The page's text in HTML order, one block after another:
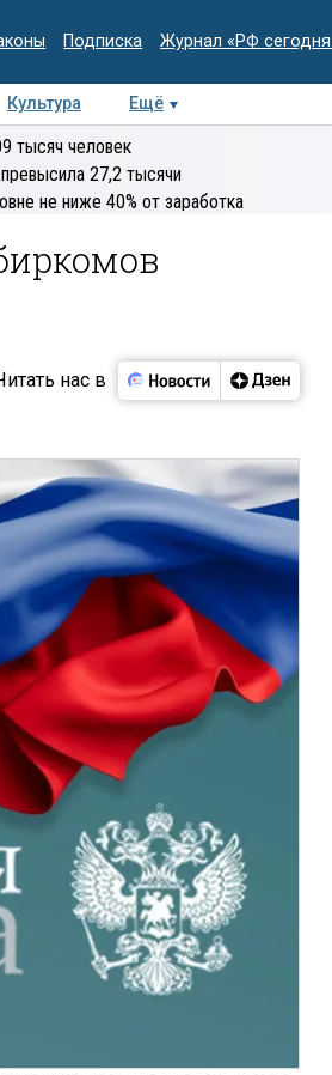
Подписка Журнал «РФ
Культура Ещё
Колумнисты
тысяч человек
27,2 тысячи
не ниже 40% от заработка
нас в